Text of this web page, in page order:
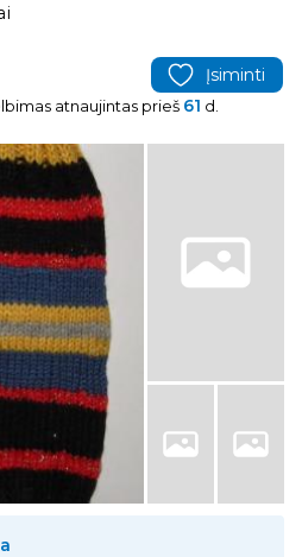
Įsiminti
atnaujintas prieš 61 d.